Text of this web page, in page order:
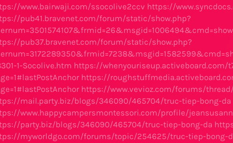
www.bairwaji.com/ssocolive2ccv https://
pub41.bravenet.com/forum/static/show.php?
pub37.bravenet.com/forum/static/show.php?
1-Socolive.htm https://whenyouriseup.activeboard.com/
https://
https://www.vevioz.com/forums/
mail.party.biz/blogs/346090/465704/truc-tiep-bong-da
www.happycampersmontessori.com/profile/
party.biz/blogs/346090/465704/truc-tiep-bong-da
myworldgo.com/forums/topic/254625/truc-tiep-bong-